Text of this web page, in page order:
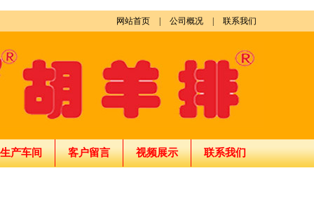
网站首页 公司概况 联系我们
生产车间 客户留言 视频展示 联系我们